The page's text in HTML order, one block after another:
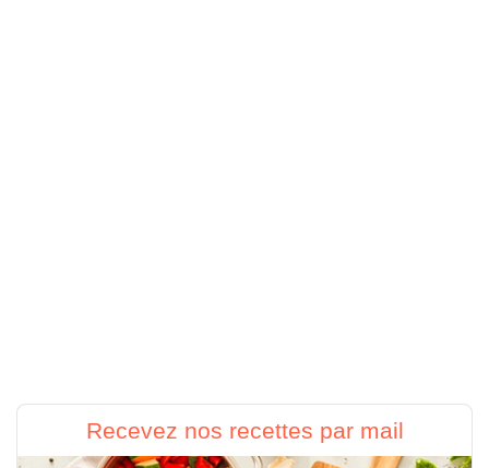
Recevez nos recettes par mail